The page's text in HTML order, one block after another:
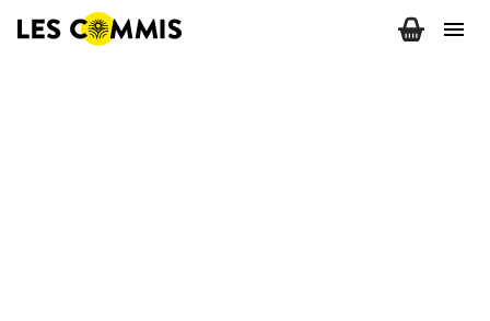
menu